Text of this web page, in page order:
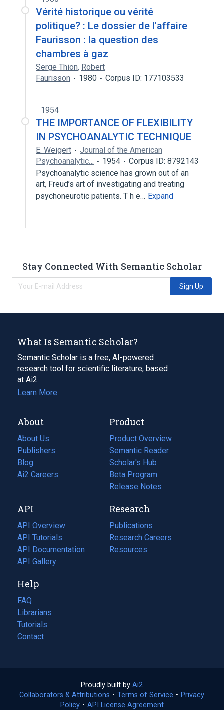
Vérité historique ou vérité
politique? : Le dossier de l'affaire
Faurisson : la question des
chambres à gaz
Serge Thion, Robert
Faurisson
1980 Corpus ID: 177103533
1954
THE IMPORTANCE OF FLEXIBILITY
IN PSYCHOANALYTIC TECHNIQUE
E. Weigert
Journal of the American
Psychoanalytic…
1954
Corpus ID: 8792143
Psychoanalytic science has grown out of an
art, Freud’s art of investigating and treating
psychoneurotic patients. T h e… Expand
Stay Connected With Semantic Scholar
Sign Up
What Is Semantic Scholar?
Semantic Scholar is a free, AI-powered
research tool for scientific literature, based
at Ai2.
Learn More
About
About Us
Publishers
Blog
(opens
in
tab)
Ai2 Careers
(opens
new
tab)
Product
Product Overview
Semantic Reader
Scholar's Hub
Beta Program
Release Notes
API
API Overview
API Tutorials
API Documentation
(opens
in
new
tab)
API Gallery
Research
Publications
(opens
in
a
Research Careers
(opens
in
Resources
(opens
Help
FAQ
Librarians
Tutorials
Contact
Proudly built by Ai2
in
a
Collaborators & Attributions • Terms of Service (opens
• Privacy
Policy(opens
• API License Agreement